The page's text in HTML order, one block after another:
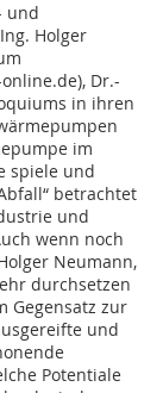
und
Holger
Dr.-
in ihren
im
spiele und
betrachtet
und
wenn noch
Neumann,
durchsetzen
Gegensatz zur
und
Potentiale